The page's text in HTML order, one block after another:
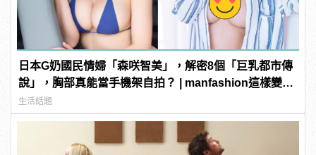
日本G奶國民情婦「森咲智美」，解密8個「巨乳都市傳
說」，胸部真能當手機架自拍？ | manfashion這樣變型
男
生活話題